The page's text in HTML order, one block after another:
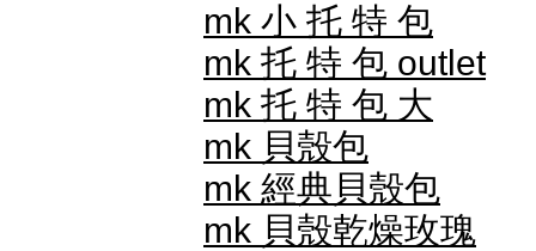
mk 小 托 特 包
mk 托 特 包 outlet
mk 托 特 包 大
mk 貝殼包
mk 經典貝殼包
mk 貝殼乾燥玫瑰